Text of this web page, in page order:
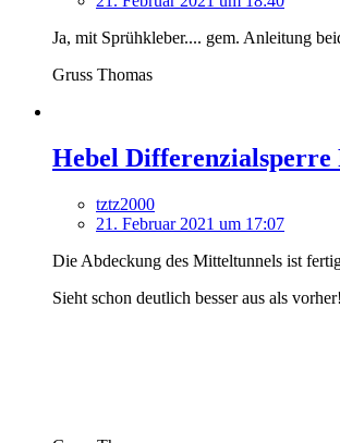
Ja, mit Sprühkleber.... gem. Anleitung
Gruss Thomas
Hebel Differenzialsperre
tztz2000
21. Februar 2021 um 17:07
Die Abdeckung des Mitteltunnels ist
Sieht schon deutlich besser aus als vorher!